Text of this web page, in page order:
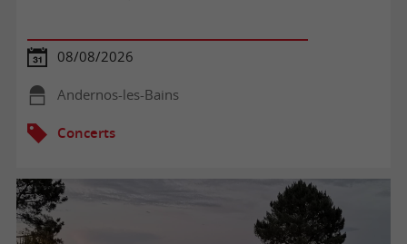
08/08/2026
Andernos-les-Bains
Concerts